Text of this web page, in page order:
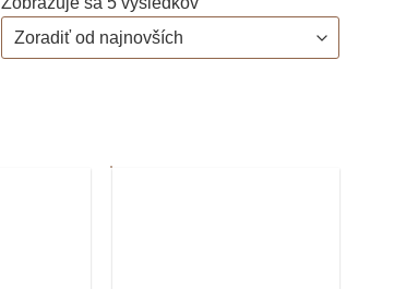
najnovších